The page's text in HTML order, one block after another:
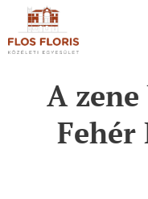
A
Fehér